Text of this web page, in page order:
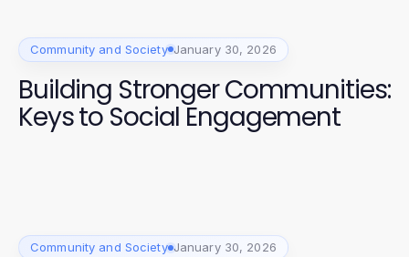
Community and Society January 30, 2026
Building Stronger Communities:
Keys to Social Engagement
Community and Society January 30, 2026